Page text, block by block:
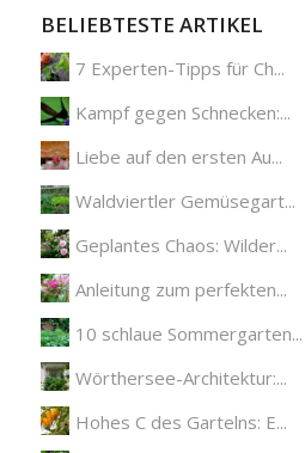
BELIEBTESTE ARTIKEL
7 Experten-Tipps für Ch...
Kampf gegen Schnecken:...
Liebe auf den ersten Au...
Waldviertler Gemüsegart...
Geplantes Chaos: Wilder...
Anleitung zum perfekten...
10 schlaue Sommergarten...
Wörthersee-Architektur:...
Hohes C des Gartelns: E...